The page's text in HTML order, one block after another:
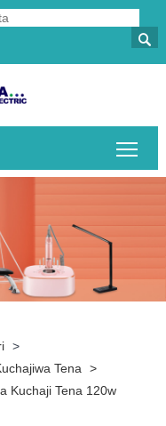

>
Tena
>
Kuchaji Tena 120w